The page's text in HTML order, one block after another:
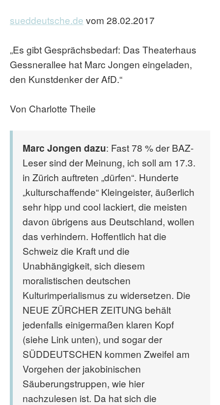
sueddeutsche.de vom 28.02.2017
„Es gibt Gesprächsbedarf: Das Theaterhaus
Gessnerallee hat Marc Jongen eingeladen,
den Kunstdenker der AfD.“
Von Charlotte Theile
Marc Jongen dazu: Fast 78 % der BAZ-
Leser sind der Meinung, ich soll am 17.3.
in Zürich auftreten „dürfen“. Hunderte
„kulturschaffende“ Kleingeister, äußerlich
sehr hipp und cool lackiert, die meisten
davon übrigens aus Deutschland, wollen
das verhindern. Hoffentlich hat die
Schweiz die Kraft und die
Unabhängigkeit, sich diesem
moralistischen deutschen
Kulturimperialismus zu widersetzen. Die
NEUE ZÜRCHER ZEITUNG behält
jedenfalls einigermaßen klaren Kopf
(siehe Link unten), und sogar der
SÜDDEUTSCHEN kommen Zweifel am
Vorgehen der jakobinischen
Säuberungstruppen, wie hier
nachzulesen ist. Da hat sich die